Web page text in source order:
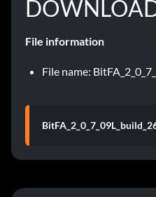
File information
File name: